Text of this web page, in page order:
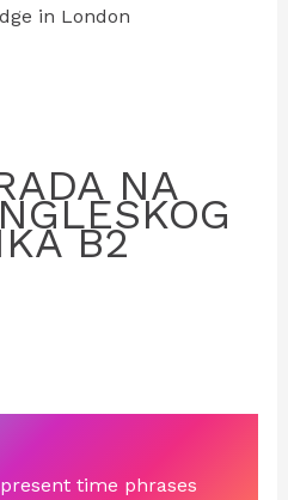
in London
NA
B2
time phrases